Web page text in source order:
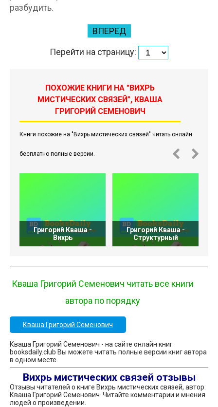
разбудить.
ВПЕРЕД
Перейти на страницу:
ПОХОЖИЕ КНИГИ НА "ВИХРЬ
МИСТИЧЕСКИХ СВЯЗЕЙ", КВАША
ГРИГОРИЙ СЕМЕНОВИЧ
Книги похожие на "Вихрь мистических связей" читать онлайн
бесплатно полные версии.
Григорий Кваша -
Вихрь
Григорий Кваша -
Структурный
Кваша Григорий Семенович читать все книги
автора по порядку
Кваша Григорий Семенович
Кваша Григорий Семенович - на сайте онлайн книг
booksdaily.club Вы можете читать полные версии книг автора
в одном месте.
Вихрь мистических связей отзывы
Отзывы читателей о книге Вихрь мистических связей, автор:
Кваша Григорий Семенович. Читайте комментарии и мнения
людей о произведении.